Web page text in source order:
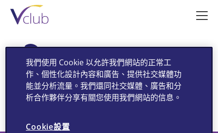
你要離開這個 Vclub 網站?
確定 取消
我們使用 Cookie 以允許我們網站的正常工
作、個性化設計內容和廣告、提供社交媒體功
能並分析流量。我們還同社交媒體、廣告和分
析合作夥伴分享有關您使用我們網站的信息。
Cookie設置